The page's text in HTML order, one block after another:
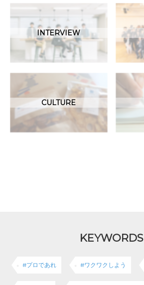
INTERVIEW
CULTURE
KEYWORDS
#プロであれ #ワクワクしよう